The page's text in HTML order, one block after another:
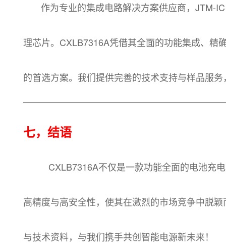
作为专业的集成电路解决方案供应商，JTM-
理芯片。CXLB7316A凭借其全面的功能集成、精
的首选方案。我们提供完善的技术支持与样品服
七，结语
CXLB7316A不仅是一款功能全面的电池充电
高精度与高安全性，使其在激烈的市场竞争中脱
与技术资料，与我们携手共创智能电源新未来！